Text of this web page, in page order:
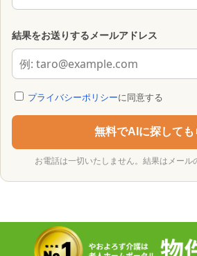
結果をお送りするメールアドレス
プライバシーポリシーに同意する
無料でAIに探しても
お電話は一切いたしません。結果はメール